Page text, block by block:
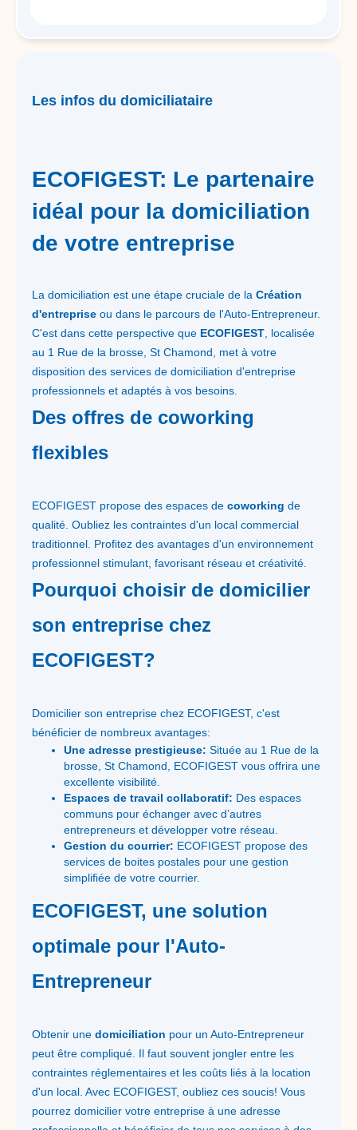
Les infos du domiciliataire
ECOFIGEST: Le partenaire
idéal pour la domiciliation
de votre entreprise
La domiciliation est une étape cruciale de la Création
d'entreprise ou dans le parcours de l'Auto-Entrepreneur.
C'est dans cette perspective que ECOFIGEST , localisée
au 1 Rue de la brosse, St Chamond, met à votre
disposition des services de domiciliation d'entreprise
professionnels et adaptés à vos besoins.
Des offres de coworking
flexibles
ECOFIGEST propose des espaces de coworking de
qualité. Oubliez les contraintes d'un local commercial
traditionnel. Profitez des avantages d'un environnement
professionnel stimulant, favorisant réseau et créativité.
Pourquoi choisir de domicilier
son entreprise chez
ECOFIGEST?
Domicilier son entreprise chez ECOFIGEST, c'est
bénéficier de nombreux avantages:
Une adresse prestigieuse: Située au 1 Rue de la
brosse, St Chamond, ECOFIGEST vous offrira une
excellente visibilité.
Espaces de travail collaboratif: Des espaces
communs pour échanger avec d’autres
entrepreneurs et développer votre réseau.
Gestion du courrier: ECOFIGEST propose des
services de boites postales pour une gestion
simplifiée de votre courrier.
ECOFIGEST, une solution
optimale pour l'Auto-
Entrepreneur
Obtenir une domiciliation pour un Auto-Entrepreneur
peut être compliqué. Il faut souvent jongler entre les
contraintes réglementaires et les coûts liés à la location
d'un local. Avec ECOFIGEST, oubliez ces soucis! Vous
pourrez domicilier votre entreprise à une adresse